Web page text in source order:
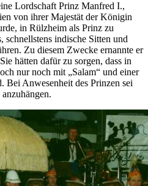
Lordschaft Prinz Manfred I.,
von ihrer Majestät der Königin
in Rülzheim als Prinz zu
schnellstens indische Sitten und
Zu diesem Zwecke ernannte er
hätten dafür zu sorgen, dass in
nur noch mit „Salam“ und einer
Bei Anwesenheit des Prinzen sei